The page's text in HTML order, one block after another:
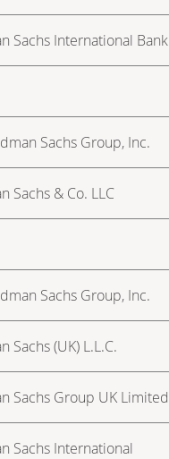
Sachs International Bank
Sachs Group, Inc.
Sachs & Co. LLC
Sachs Group, Inc.
Sachs (UK) L.L.C.
Sachs Group UK Limited
Sachs International